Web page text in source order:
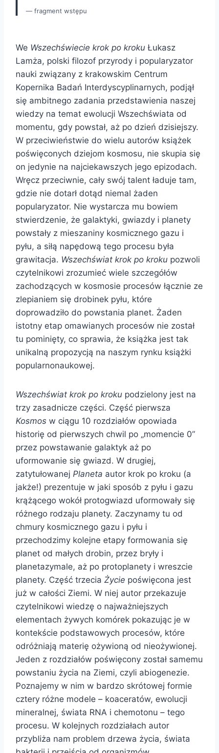
fragment wstępu
We Wszechświecie krok po kroku Łukasz
Lamża, polski filozof przyrody i popularyzator
nauki związany z krakowskim Centrum
Kopernika Badań Interdyscyplinarnych, podjął
się ambitnego zadania przedstawienia naszej
wiedzy na temat ewolucji Wszechświata od
momentu, gdy powstał, aż po dzień dzisiejszy.
W przeciwieństwie do wielu autorów książek
poświęconych dziejom kosmosu, nie skupia się
on jedynie na najciekawszych jego epizodach.
Wręcz przeciwnie, cały swój talent ładuje tam,
gdzie nie dotarł dotąd niemal żaden
popularyzator. Nie wystarcza mu bowiem
stwierdzenie, że galaktyki, gwiazdy i planety
powstały z mieszaniny kosmicznego gazu i
pyłu, a siłą napędową tego procesu była
grawitacja. Wszechświat krok po kroku pozwoli
czytelnikowi zrozumieć wiele szczegółów
zachodzących w kosmosie procesów łącznie ze
zlepianiem się drobinek pyłu, które
doprowadziło do powstania planet. Żaden
istotny etap omawianych procesów nie został
tu pominięty, co sprawia, że książka jest tak
unikalną propozycją na naszym rynku książki
popularnonaukowej.
Wszechświat krok po kroku podzielony jest na
trzy zasadnicze części. Część pierwsza
Kosmos w ciągu 10 rozdziałów opowiada
historię od pierwszych chwil po „momencie 0”
przez powstawanie galaktyk aż po
uformowanie się gwiazd. W drugiej,
zatytułowanej Planeta autor krok po kroku (a
jakże!) prezentuje w jaki sposób z pyłu i gazu
krążącego wokół protogwiazd uformowały się
różnego rodzaju planety. Zaczynamy tu od
chmury kosmicznego gazu i pyłu i
przechodzimy kolejne etapy formowania się
planet od małych drobin, przez bryły i
planetazymale, aż po protoplanety i wreszcie
planety. Część trzecia Życie poświęcona jest
już w całości Ziemi. W niej autor przekazuje
czytelnikowi wiedzę o najważniejszych
elementach żywych komórek pokazując je w
kontekście podstawowych procesów, które
odróżniają materię ożywioną od nieożywionej.
Jeden z rozdziałów poświęcony został samemu
powstaniu życia na Ziemi, czyli abiogenezie.
Poznajemy w nim w bardzo skrótowej formie
cztery różne modele – koaceratów, ewolucji
mineralnej, świata RNA i chemotonu – tego
procesu. W kolejnych rozdziałach autor
przybliża nam problem drzewa życia, świata